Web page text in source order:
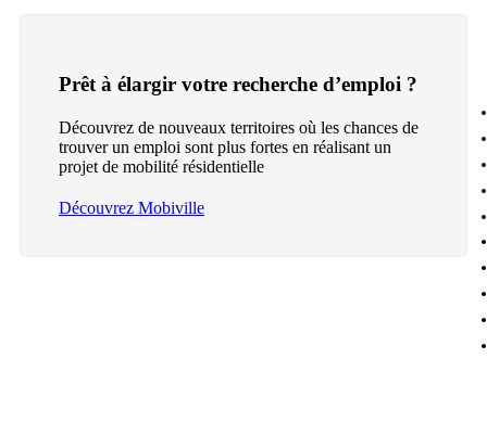
Prêt à élargir votre recherche d’emploi ?
Découvrez de nouveaux territoires où les chances de
trouver un emploi sont plus fortes en réalisant un
projet de mobilité résidentielle
Découvrez Mobiville